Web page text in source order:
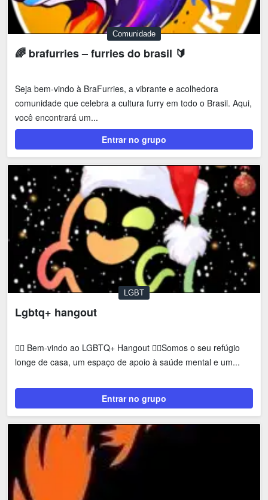
Comunidade
🌈 brafurries – furries do brasil 🔰
Seja bem-vindo à BraFurries, a vibrante e acolhedora
comunidade que celebra a cultura furry em todo o Brasil. Aqui,
você encontrará um...
Entrar no grupo
LGBT
Lgbtq+ hangout
🏳️‍🌈 Bem-vindo ao LGBTQ+ Hangout 🏳️‍🌈Somos o seu refúgio
longe de casa, um espaço de apoio à saúde mental e um...
Entrar no grupo